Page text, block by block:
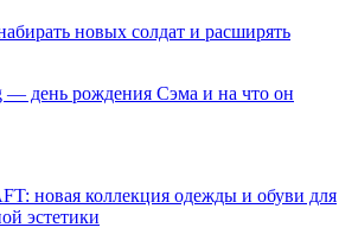
новых солдат и расширять
— день рождения Сэма и на что он
новая коллекция одежды и обуви для
эстетики